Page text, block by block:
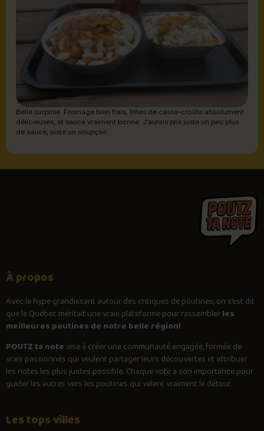
Belle surprise. Fromage bien frais, frites de casse-croûte absolument
délicieuses, et sauce vraiment bonne. J’aurais pris juste un peu plus
de sauce, juste un soupçon.
À propos
Avec lehypegrandissant autour des critiques de poutines, on s’est dit
que le Québec méritait une vraie plateforme pour rassemblerles
meilleures poutines de notre belle région!
POUTZ ta note vise à créer une communauté engagée, formée de
vrais passionnés qui veulent partager leurs découvertes et attribuer
les notes les plus justes possible. Chaque vote a son importance pour
guider les autres vers les poutines qui valent vraiment le détour.
Les tops villes